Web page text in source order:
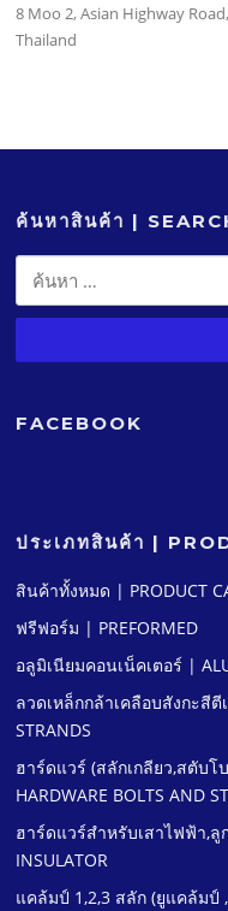
8 Moo 2, Asian Highway
Thailand
ค้นหาสินค้า |
ค้นหา
สำหรับ:
FACEBOOK
ประเภทสินค้า |
สินค้าทั้งหมด | PRODUCT
ฟรีฟอร์ม | PREFORMED
อลูมิเนียมคอนเน็คเตอร์ |
ลวดเหล็กกล้าเคลือบสังกะสีตี
STRANDS
ฮาร์ดแวร์ (สลักเกลียว,สตับ
HARDWARE BOLTS AND
ฮาร์ดแวร์สําหรับเสาไฟฟ้า,ลูก
INSULATOR
แคล้มป์ 1,2,3 สลัก (ยูแคล้ม